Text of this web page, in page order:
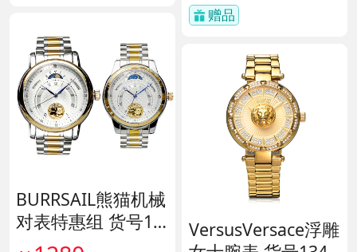
BURRSAIL熊猫机械
对表特惠组 货号13
9796
赠品
VersusVersace浮雕